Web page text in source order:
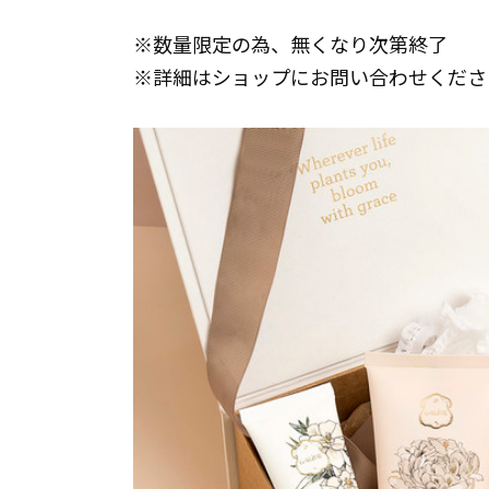
※数量限定の為、無くなり次第終了
※詳細はショップにお問い合わせくだ